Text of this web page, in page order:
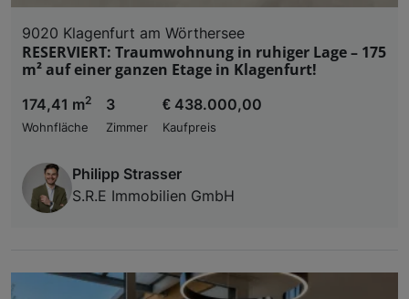
9020 Klagenfurt am Wörthersee
RESERVIERT: Traumwohnung in ruhiger Lage – 175
m² auf einer ganzen Etage in Klagenfurt!
174,41 m2
Wohnfläche
3
Zimmer
€ 438.000,00
Kaufpreis
Philipp Strasser
S.R.E Immobilien GmbH